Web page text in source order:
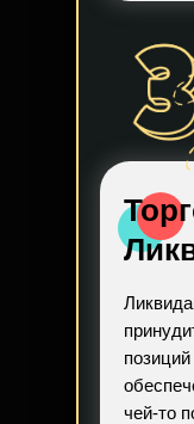
чей-то